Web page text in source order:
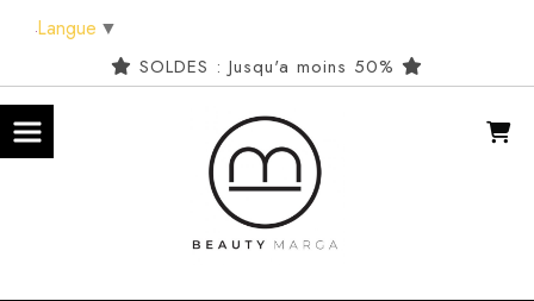
SOLDES : Jusqu'a moins 50%
Langue ▼